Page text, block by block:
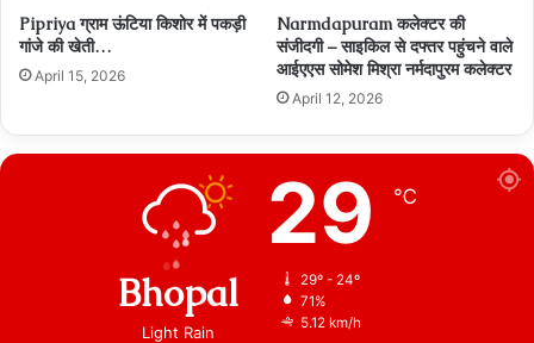
Pipriya ग्राम ऊंटिया किशोर में पकड़ी
गांजे की खेती…
April 15, 2026
Narmdapuram कलेक्टर की
संजीदगी – साइकिल से दफ्तर पहुंचने वाले
आईएएस सोमेश मिश्रा नर्मदापुरम कलेक्टर
April 12, 2026
Bhopal
Light Rain
29 ℃
29º - 24º
71%
5.12 km/h